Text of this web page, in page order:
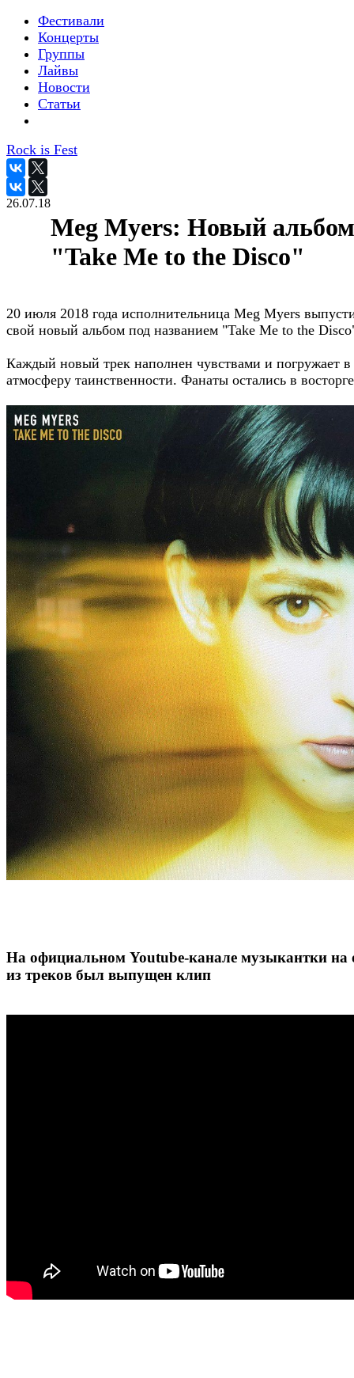
Фестивали
Концерты
Группы
Лайвы
Новости
Статьи
Rock is Fest
26.07.18
Meg Myers: Новый альбом
"Take Me to the Disco"
20 июля 2018 года исполнительница Meg Myers
свой новый альбом под названием "Take Me to the
Каждый новый трек наполнен чувствами и погружает в
атмосферу таинственности. Фанаты остались в
На официальном Youtube-канале музыкантки на
из треков был выпущен клип